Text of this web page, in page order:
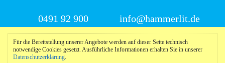
0491 92 900 info@hammerlit.de
© 2025 Hammerlit
Für die Bereitstellung unserer Angebote werden auf dieser Seite technisch
notwendige Cookies gesetzt. Ausführliche Informationen erhalten Sie in unserer
Datenschutzerklärung.